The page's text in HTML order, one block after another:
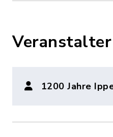
Veranstalter
1200 Jahre